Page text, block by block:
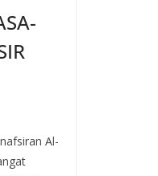
Al-